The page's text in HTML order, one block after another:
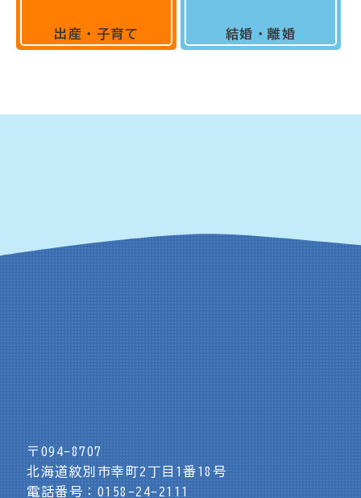
出産・子育て 結婚・離婚
〒094-8707
北海道紋別市幸町2丁目1番18号
電話番号：0158-24-2111